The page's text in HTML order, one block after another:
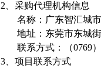
2、 采购代理机构信息
名称：广东智汇城
地址：东莞市东城
联系方式：（0769
3、 项目联系方式